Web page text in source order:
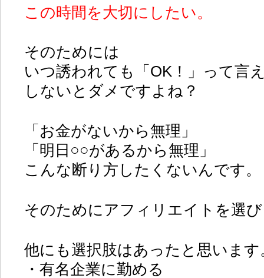
この時間を大切にしたい。
そのためには
いつ誘われても「OK！」って言
しないとダメですよね？
「お金がないから無理」
「明日○○があるから無理」
こんな断り方したくないんです。
そのためにアフィリエイトを選
他にも選択肢はあったと思います
・有名企業に勤める